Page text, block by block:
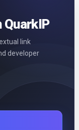
QuarkIP
link
developer